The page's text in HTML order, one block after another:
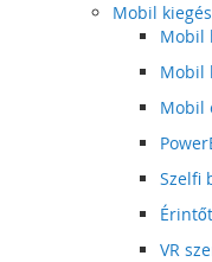
Mobil
Mobil
Mobil
Mobil
Szelfi
VR